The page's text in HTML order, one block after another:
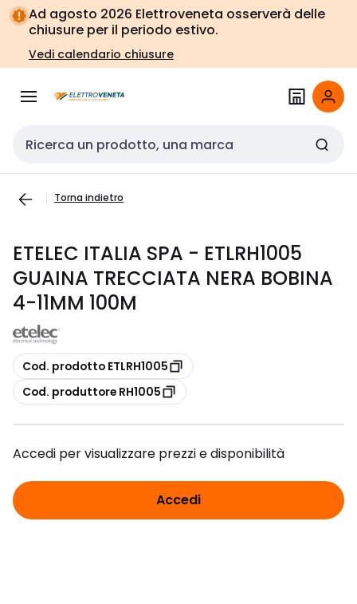
Vai alla
navigazione
Vai
alla
pagina
Ad agosto 2026 Elettroveneta osserverà delle
chiusure per il periodo estivo.
Vedi calendario chiusure
Cerca input
Torna indietro
ETELEC ITALIA SPA - ETLRH1005
GUAINA TRECCIATA NERA BOBINA
4-11MM 100M
copia
Cod. prodotto ETLRH1005
copia
Cod. produttore RH1005
Accedi per visualizzare prezzi e disponibilità
Accedi